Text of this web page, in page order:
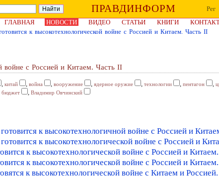
ПРАВДИНФОРМ
Рег
ГЛАВНАЯ
НОВОСТИ ВИДЕО СТАТЬИ КНИГИ
к высокотехнологической войне с Россией и Китаем. Часть II
войне с Россией и Китаем. Часть II
, китай , война , вооружение , ядерное оружие , технологии , пентагон ,
бюджет , Владимир Овчинский
к высокотехнологичной войне с Россией и
к высокотехнологической войне с Россией и
к высокотехнологической войне с Россией и
к высокотехнологической войне с Россией и
к высокотехнологической войне с Китаем и